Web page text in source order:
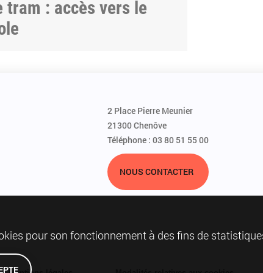
pour son fonctionnement à des fins de
tram : accès vers le
2 Place Pierre Meunier
21300 Chenôve
Téléphone : 03 80 51 55 00
NOUS CONTACTER